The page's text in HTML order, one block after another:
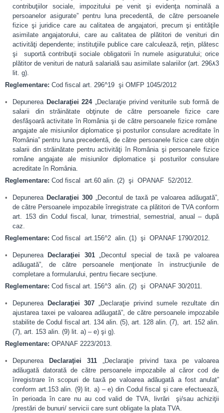
contribuţiilor sociale, impozitului pe venit şi evidenţa nominală a
persoanelor asigurate” pentru luna precedentă, de către persoanele
fizice şi juridice care au calitatea de angajatori, precum şi entităţile
asimilate angajatorului, care au calitatea de plătitori de venituri din
activităţi dependente; instituţiile publice care calculează, reţin, plătesc
şi suportă contribuţii sociale obligatorii în numele asiguratului; orice
plătitor de venituri de natură salarială sau asimilate salariilor (art. 296۸3
lit. g).
Reglementare: Cod fiscal art. 296^19 şi OMFP 1045/2012
Depunerea Declaraţiei 224„Declaraţie privind veniturile sub formă de
salarii din străinătate obţinute de către persoanele fizice care
desfăşoară activitate în România şi de către persoanele fizice române
angajate ale misiunilor diplomatice şi posturilor consulare acreditate în
România” pentru luna precedentă, de către persoanele fizice care obţin
salarii din străinătate pentru activităţi în România şi persoanele fizice
române angajate ale misiunilor diplomatice şi posturilor consulare
acreditate în România.
Reglementare: Cod fiscal art.60 alin. (2) şi OPANAF 52/2012.
Depunerea Declaraţiei 300 „Decontul de taxă pe valoarea adăugată”,
de către Persoanele impozabile înregistrate ca plătitori de TVA conform
art. 153 din Codul fiscal, lunar, trimestrial, semestrial, anual – după
caz.
Reglementare: Cod fiscal art.156^2 alin. (1) şi OPANAF 1790/2012.
Depunerea Declaraţiei 301„Decontul special de taxă pe valoarea
adăugată”, de către persoanele menţionate în instrucţiunile de
completare a formularului, pentru fiecare secţiune.
Reglementare: Cod fiscal art. 156^3 alin. (2) şi OPANAF 30/2011.
Depunerea Declaraţiei 307 „Declaraţie privind sumele rezultate din
ajustarea taxei pe valoarea adăugată”, de către persoanele impozabile
stabilite de Codul fiscal art. 134 alin. (5), art. 128 alin. (7), art. 152 alin.
(7), art. 153 alin. (9) lit. a) – e) şi g).
Reglementare: OPANAF 2223/2013.
Depunerea Declaraţiei 311„Declaraţie privind taxa pe valoarea
adăugată datorată de către persoanele impozabile al căror cod de
înregistrare în scopuri de taxă pe valoarea adăugată a fost anulat”
conform art.153 alin. (9) lit. a) – e) din Codul fiscal şi care efectuează,
în perioada în care nu au cod valid de TVA, livrări şi/sau achiziţii
/prestări de bunuri/ servicii care sunt obligate la plata TVA.